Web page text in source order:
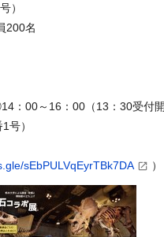
号）
200名
14 ：00～ 16 ：00 （13 ：30受付
1号）
sEbPULVqEyrTBk7DA ）